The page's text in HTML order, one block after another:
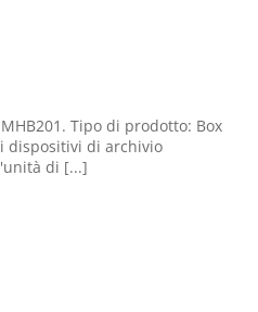
Tipo di prodotto: Box
dispositivi di archivio
di [...]